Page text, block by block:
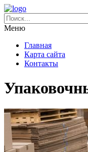
Меню
Главная
Карта сайта
Контакты